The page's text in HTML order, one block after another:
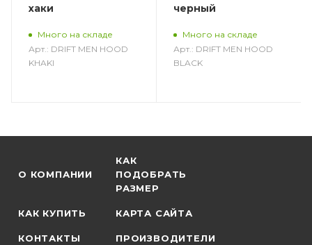
хаки
Много на складе
Арт.: DRIFT MEN HOOD
KHAKI
черный
Много на складе
Арт.: DRIFT MEN HOOD
BLACK
О КОМПАНИИ
КАК
ПОДОБРАТЬ
РАЗМЕР
КАК КУПИТЬ КАРТА САЙТА
КОНТАКТЫ ПРОИЗВОДИТЕЛИ